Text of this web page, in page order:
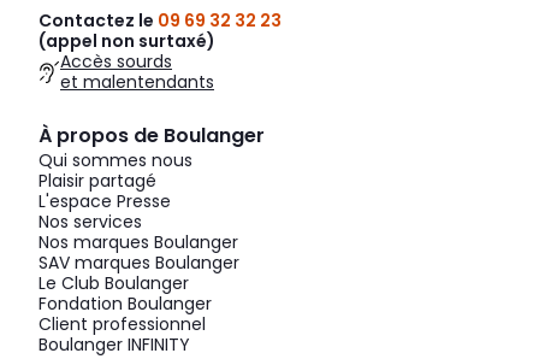
Contactez le 09 69 32 32 23
(appel non surtaxé)
Accès sourds
et malentendants
À propos de Boulanger
Qui sommes nous
Plaisir partagé
L'espace Presse
Nos services
Nos marques Boulanger
SAV marques Boulanger
Le Club Boulanger
Fondation Boulanger
Client professionnel
Boulanger INFINITY